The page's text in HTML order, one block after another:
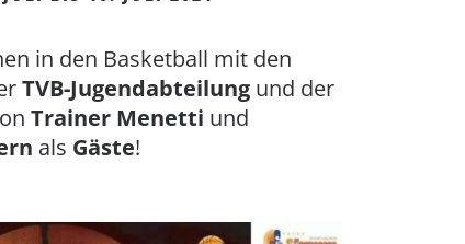
in den Basketball mit den
TVB-Jugendabteilung und der
Trainer Menetti und
als Gäste!